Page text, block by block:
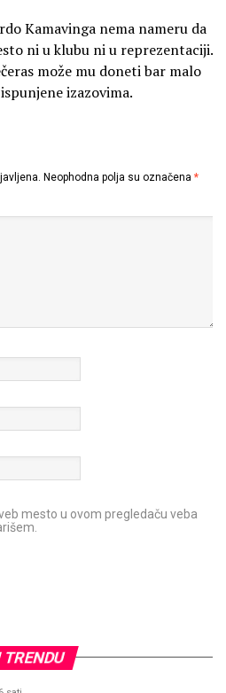
Kamavinga nema nameru da
ni u klubu ni u reprezentaciji.
može mu doneti bar malo
izazovima.
Neophodna polja su označena *
mesto u ovom pregledaču veba
TRENDU